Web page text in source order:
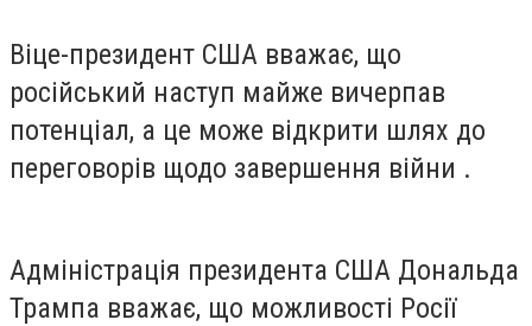
Віце-президент США вважає, що
російський наступ майже вичерпав
потенціал, а це може відкрити шлях до
переговорів щодо завершення війни .
Адміністрація президента США Дональда
Трампа вважає, що можливості Росії